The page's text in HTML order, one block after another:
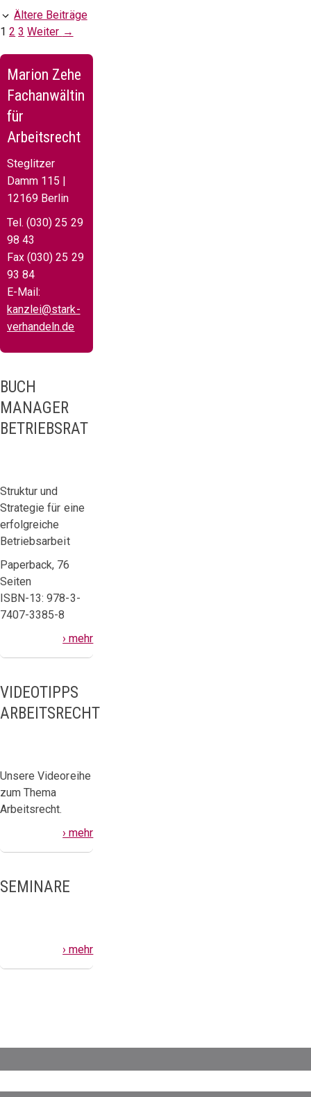
Ältere Beiträge
Seite
1 Seite
2 Seite
3 Weiter →
Marion Zehe
Fachanwältin
für
Arbeitsrecht
Steglitzer
Damm 115 |
12169 Berlin
Tel. (030) 25 29
98 43
Fax (030) 25 29
93 84
E-Mail:
kanzlei@stark-
verhandeln.de
BUCH
MANAGER
BETRIEBSRAT
Struktur und
Strategie für eine
erfolgreiche
Betriebsarbeit
Paperback, 76
Seiten
ISBN-13: 978-3-
7407-3385-8
› mehr
VIDEOTIPPS
ARBEITSRECHT
Unsere Videoreihe
zum Thema
Arbeitsrecht.
› mehr
SEMINARE
› mehr